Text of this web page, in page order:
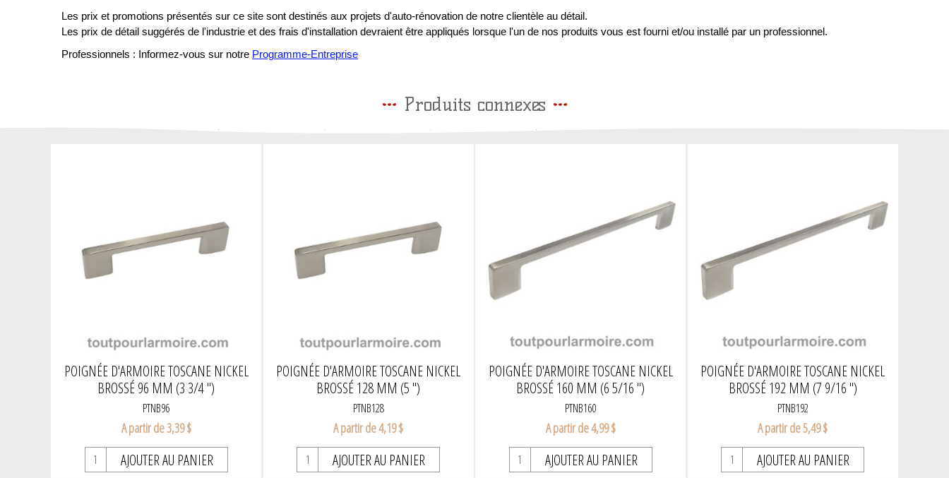
Les prix et promotions présentés sur ce site sont destinés aux projets d'auto-rénovation de notre clientèle au détail.
Les prix de détail suggérés de l'industrie et des frais d'installation devraient être appliqués lorsque l'un de nos produits vous est fourni et/ou installé par un professionnel.
Professionnels : Informez-vous sur notre Programme-Entreprise
Produits connexes
POIGNÉE D'ARMOIRE TOSCANE NICKEL
BROSSÉ 96 MM (3 3/4 ")
PTNB96
A partir de 3,39 $
AJOUTER AU PANIER
POIGNÉE D'ARMOIRE TOSCANE NICKEL
BROSSÉ 128 MM (5 ")
PTNB128
A partir de 4,19 $
AJOUTER AU PANIER
POIGNÉE D'ARMOIRE TOSCANE NICKEL
BROSSÉ 160 MM (6 5/16 ")
PTNB160
A partir de 4,99 $
AJOUTER AU PANIER
POIGNÉE D'ARMOIRE TOSCANE NICKEL
BROSSÉ 192 MM (7 9/16 ")
PTNB192
A partir de 5,49 $
AJOUTER AU PANIER